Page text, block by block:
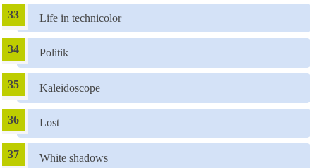
Life in technicolor
Politik
Kaleidoscope
Lost
White shadows